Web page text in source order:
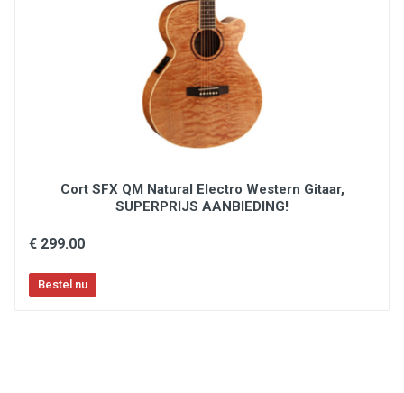
Mechanieken : Gegoten, verhouding 1:18
Nut : Zwart grafiet wedge / 72 mm & 43 mm
Originele snaren : Bronze 80/20 Light 12-53
Radius : 350 mm
Rug en zijkanten : Sapelli Open Pore
Schaal (mm) : 650 mm
Snaren : metaal
Toets : Brown BrankoWood
Truss Rod : Double-action
Cort SFX QM Natural Electro Western Gitaar,
SUPERPRIJS AANBIEDING!
€ 299.00